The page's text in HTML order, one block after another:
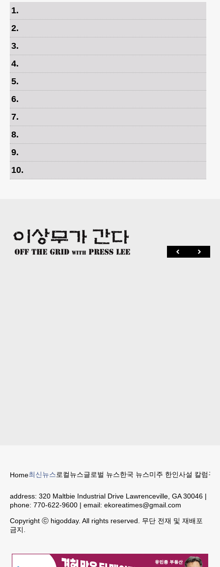
1.
2.
3.
4.
5.
6.
7.
8.
9.
10.
Home최신뉴스로컬뉴스글로벌 뉴스한국 뉴스미주 한인사설 칼럼구
address: 320 Maltbie Industrial Drive Lawrenceville, GA 30046 |
phone: 770-622-9600 | email: ekoreatimes@gmail.com
Copyright ⓒ higodday. All rights reserved. 무단 전재 및 재배포
금지.